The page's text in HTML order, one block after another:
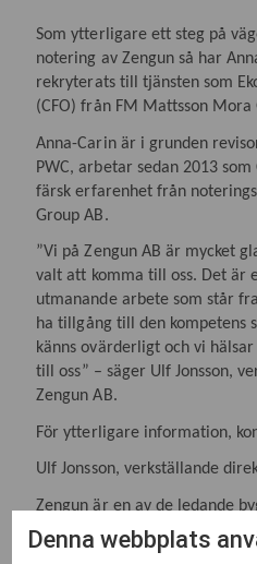
Som ytterligare ett steg på
notering av Zengun så har
rekryterats till tjänsten som
(CFO) från FM Mattsson Mora
Anna-Carin är i grunden
PWC, arbetar sedan 2013
färsk erfarenhet från
Group AB.
”Vi på Zengun AB är mycket
valt att komma till oss. Det är
utmanande arbete som står
ha tillgång till den kompetens
känns ovärderligt och vi
till oss” – säger Ulf Jonsson,
Zengun AB.
För ytterligare information,
Ulf Jonsson, verkställande
Zengun är en av de ledande
Stockholm. Företaget driver
välkända aktörer i
Denna webbplats